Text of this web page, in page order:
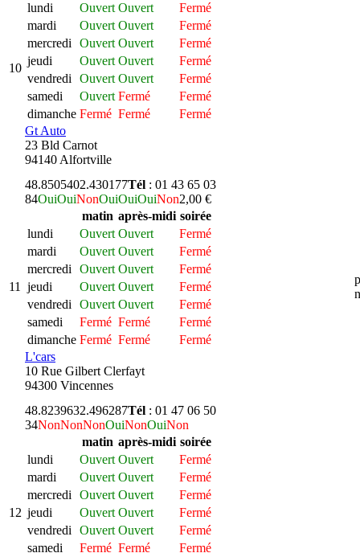
10
lundi
Ouvert Ouvert
Fermé
mardi
Ouvert Ouvert
Fermé
mercredi
Ouvert Ouvert
Fermé
jeudi
Ouvert Ouvert
Fermé
vendredi
Ouvert Ouvert
Fermé
samedi
Ouvert Fermé
Fermé
dimanche Fermé Fermé
Fermé
Gt Auto
23 Bld Carnot
94140 Alfortville
11
48.8505402.430177Tél : 01 43 65 03
84OuiOuiNonOuiOuiOuiNon2,00 €
matin après-midi soirée
lundi
Ouvert Ouvert
Fermé
mardi
Ouvert Ouvert
Fermé
mercredi
Ouvert Ouvert
Fermé
jeudi
Ouvert Ouvert
Fermé
vendredi
Ouvert Ouvert
Fermé
samedi
Fermé Fermé
Fermé
dimanche Fermé Fermé
Fermé
L'cars
10 Rue Gilbert Clerfayt
94300 Vincennes
12
48.8239632.496287Tél : 01 47 06 50
34NonNonNonOuiNonOuiNon
matin après-midi soirée
lundi
Ouvert Ouvert
Fermé
mardi
Ouvert Ouvert
Fermé
mercredi
Ouvert Ouvert
Fermé
jeudi
Ouvert Ouvert
Fermé
vendredi
Ouvert Ouvert
Fermé
samedi
Fermé Fermé Fermé